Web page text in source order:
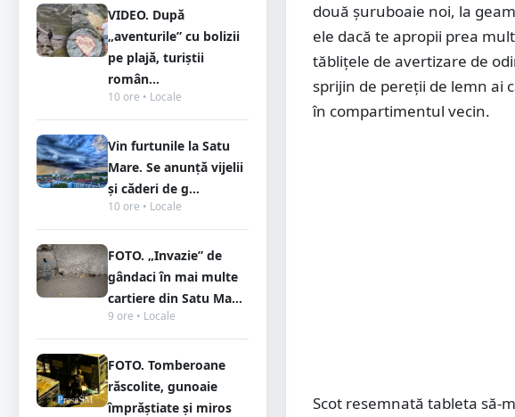
VIDEO. După
„aventurile” cu bolizii
pe plajă, turiștii
român...
10 ore • Locale
Vin furtunile la Satu
Mare. Se anunță vijelii
și căderi de g...
10 ore • Locale
FOTO. „Invazie” de
gândaci în mai multe
cartiere din Satu Ma...
9 ore • Locale
FOTO. Tomberoane
răscolite, gunoaie
împrăștiate și miros
două şuruboaie noi, la
ele dacă te apropii prea
tăbliţele de avertizare de
sprijin de pereţii de lemn ai
în compartimentul vecin.
Scot resemnată tableta să-